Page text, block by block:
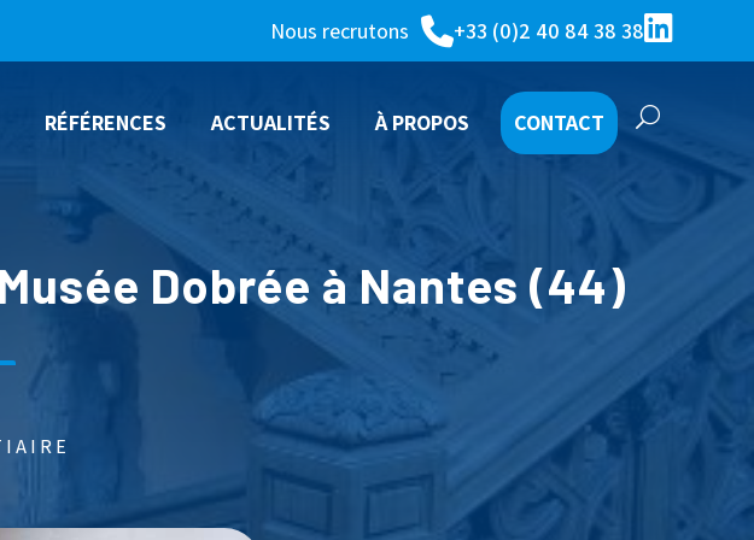
Nous recrutons +33 (0)2 40 84 38 38
SPN (SORTIE DE TOITURE)
TUVATHERM
RÉFÉRENCES ACTUALITÉS À PROPOS CONTACT
Dobrée à Nantes (44)